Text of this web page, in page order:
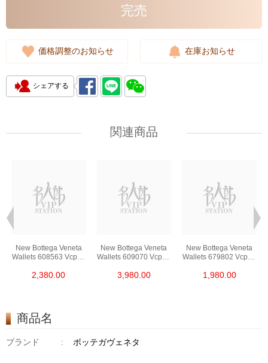
完売
価格調整のお知らせ 在庫お知らせ
シェアする
関連商品
New Bottega Veneta
Wallets 608563 Vcpq3
2,380.00
New Bottega Veneta
Wallets 609070 Vcpp3
Wallet
3,980.00
New Bottega Veneta
Wallets 679802 Vcpq3
1,980.00
商品名
ブランド : ボッテガヴェネタ